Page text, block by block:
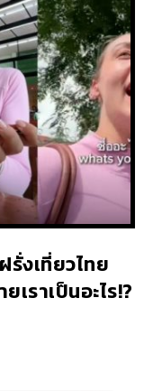
งเที่ยวไทย
ราเป็นอะไร!?